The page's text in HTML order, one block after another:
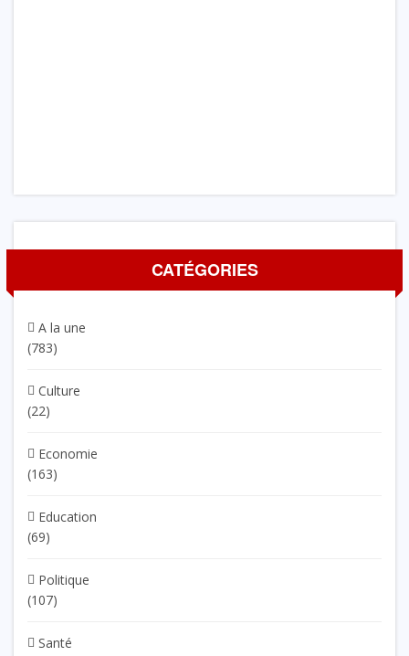
CATÉGORIES
A la une
(783)
Culture
(22)
Economie
(163)
Education
(69)
Politique
(107)
Santé